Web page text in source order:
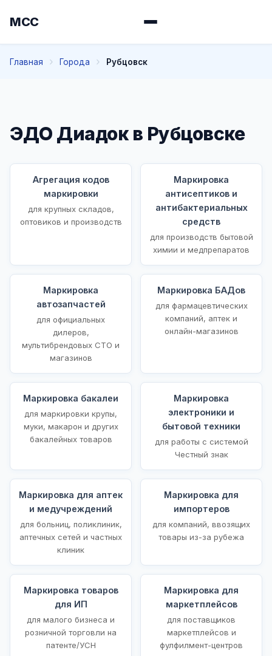
МСС
Главная Города Рубцовск
ЭДО Диадок в Рубцовске
Агрегация кодов
маркировки
для крупных складов,
оптовиков и производств
Маркировка
антисептиков и
антибактериальных
средств
для производств бытовой
химии и медпрепаратов
Маркировка
автозапчастей
для официальных
дилеров,
мультибрендовых СТО и
магазинов
Маркировка БАДов
для фармацевтических
компаний, аптек и
онлайн-магазинов
Маркировка бакалеи
для маркировки крупы,
муки, макарон и других
бакалейных товаров
Маркировка
электроники и
бытовой техники
для работы с системой
Честный знак
Маркировка для аптек
и медучреждений
для больниц, поликлиник,
аптечных сетей и частных
клиник
Маркировка для
импортеров
для компаний, ввозящих
товары из-за рубежа
Маркировка товаров
для ИП
для малого бизнеса и
розничной торговли на
патенте/УСН
Маркировка для
маркетплейсов
для поставщиков
маркетплейсов и
фулфилмент-центров